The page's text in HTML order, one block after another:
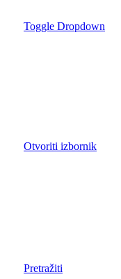
Toggle Dropdown
Otvoriti izbornik
Pretražiti